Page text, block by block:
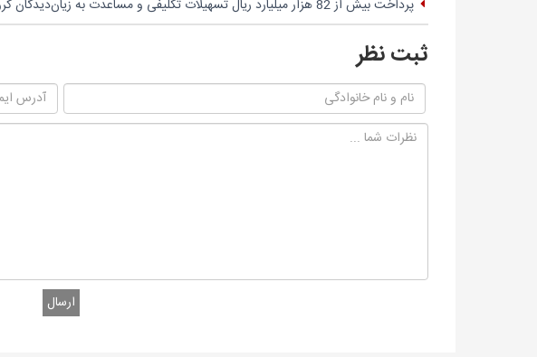
پرداخت بیش از 82 هزار میلیارد ریال تسهیلات تکلیفی و مساعدت به زیان‌دیدگان کرونا
ثبت نظر
ارسال